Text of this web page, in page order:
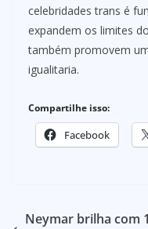
celebridades trans é
expandem os limites
também promovem
igualitaria.
Compartilhe isso:
Facebook
Neymar brilha com